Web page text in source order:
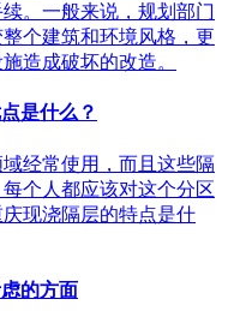
。一般来说，规划部门
个建筑和环境风格，更
造成破坏的改造。
是什么？
经常使用，而且这些隔
个人都应该对这个分区
现浇隔层的特点是什
的方面